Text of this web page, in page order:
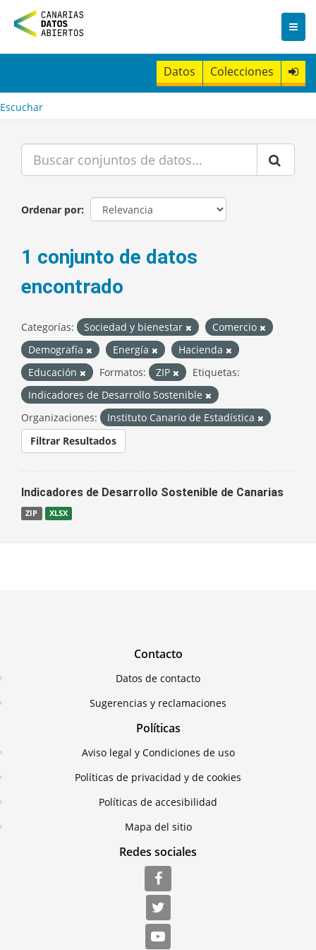
n
t
Datos Colecciones
Escuchar
Ordenar por
1 conjunto de datos
encontrado
Categorías: Sociedad y bienestar
Comercio
Demografía
Energía
Hacienda
Educación
Formatos: ZIP
Etiquetas:
Indicadores de Desarrollo Sostenible
Organizaciones:
Instituto Canario de Estadística
Filtrar Resultados
Indicadores de Desarrollo Sostenible de Canarias
ZIP XLSX
Contacto
Datos de contacto
Sugerencias y reclamaciones
Políticas
Aviso legal y Condiciones de uso
Políticas de privacidad y de cookies
Políticas de accesibilidad
Mapa del sitio
Redes sociales